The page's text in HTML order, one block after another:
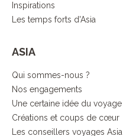
Inspirations
Les temps forts d'Asia
ASIA
Qui sommes-nous ?
Nos engagements
Une certaine idée du voyage
Créations et coups de cœur
Les conseillers voyages Asia